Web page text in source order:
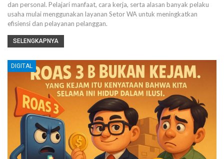
dan personal. Pelajari manfaat, cara kerja, serta alasan banyak pelaku
usaha mulai menggunakan layanan Setor WA untuk meningkatkan
efisiensi dan pelayanan pelanggan.
SELENGKAPNYA
DIGITAL